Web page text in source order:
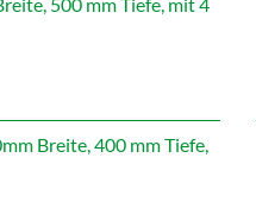
Breite, 400 mm Tiefe,